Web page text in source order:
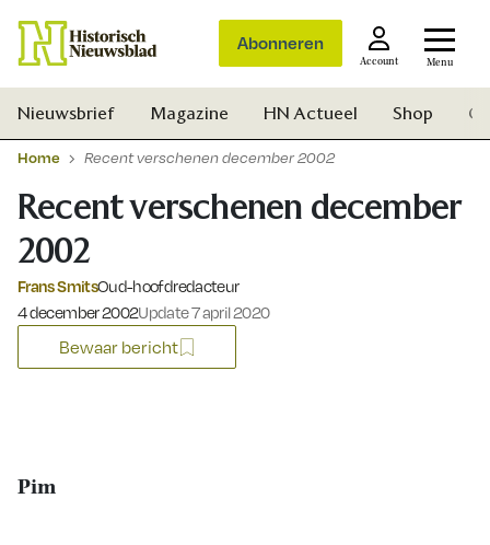
Abonneren
Account Menu
Nieuwsbrief Magazine HN Actueel Shop
Home Recent verschenen december 2002
Recent verschenen december
2002
Frans SmitsOud-hoofdredacteur
Gepubliceerd op:
4 december 2002Update 7 april 2020
Bewaar bericht
Pim